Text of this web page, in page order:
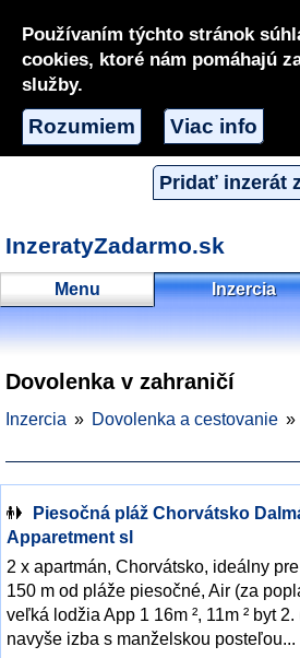
Používaním týchto stránok
cookies, ktoré nám pomáhajú
služby.
Rozumiem Viac info
Pridať inzerát
InzeratyZadarmo.sk
Menu Inzercia
Dovolenka v zahraničí
Inzercia Dovolenka a cestovanie
Piesočná pláž Chorvátsko
Apparetment sl
2 x apartmán, Chorvátsko, ideálny
150 m od pláže piesočné, Air (za
veľká lodžia App 1 16m ², 11m ² byt
navyše izba s manželskou posteľou...